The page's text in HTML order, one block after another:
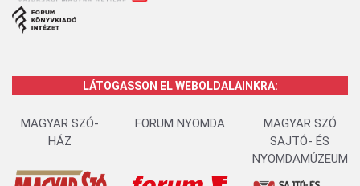
LÁTOGASSON EL WEBOLDALAINKRA:
MAGYAR SZÓ-
HÁZ
FORUM NYOMDA
MAGYAR SZÓ
SAJTÓ- ÉS
NYOMDAMÚZEUM